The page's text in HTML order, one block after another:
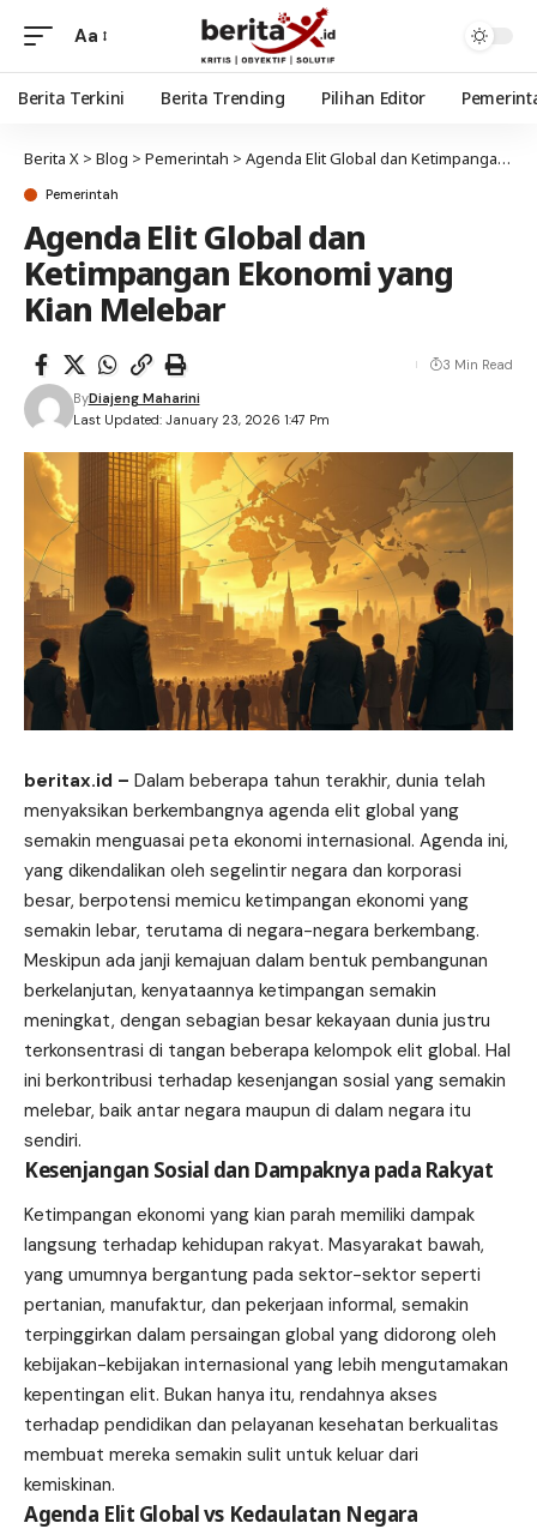
Aa
Berita Terkini Berita Trending Pilihan Editor
Berita X > Blog > Pemerintah > Agenda Elit Global dan Ketimpangan Ekonomi yang Kian Melebar
Pemerintah
Agenda Elit Global dan
Ketimpangan Ekonomi yang
Kian Melebar
Last Updated: January 23, 2026 1:47 Pm
ByDiajeng Maharini
3 Min Read
beritax.id – Dalam beberapa tahun terakhir, dunia telah
menyaksikan berkembangnya agenda elit global yang
semakin menguasai peta ekonomi internasional. Agenda ini,
yang dikendalikan oleh segelintir negara dan korporasi
besar, berpotensi memicu ketimpangan ekonomi yang
semakin lebar, terutama di negara-negara berkembang.
Meskipun ada janji kemajuan dalam bentuk pembangunan
berkelanjutan, kenyataannya ketimpangan semakin
meningkat, dengan sebagian besar kekayaan dunia justru
terkonsentrasi di tangan beberapa kelompok elit global. Hal
ini berkontribusi terhadap kesenjangan sosial yang semakin
melebar, baik antar negara maupun di dalam negara itu
sendiri.
Kesenjangan Sosial dan Dampaknya pada Rakyat
Ketimpangan ekonomi yang kian parah memiliki dampak
langsung terhadap kehidupan rakyat. Masyarakat bawah,
yang umumnya bergantung pada sektor-sektor seperti
pertanian, manufaktur, dan pekerjaan informal, semakin
terpinggirkan dalam persaingan global yang didorong oleh
kebijakan-kebijakan internasional yang lebih mengutamakan
kepentingan elit. Bukan hanya itu, rendahnya akses
terhadap pendidikan dan pelayanan kesehatan berkualitas
membuat mereka semakin sulit untuk keluar dari
kemiskinan.
Agenda Elit Global vs Kedaulatan Negara